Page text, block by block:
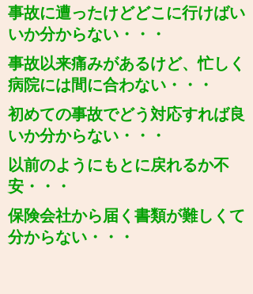
​事故に遭ったけどどこに行けばい
いか分からない・・・
事故以来痛みがあるけど、忙しく
病院には間に合わない・・・
​初めての事故でどう対応すれば良
いか分からない・・・
​以前のようにもとに戻れるか不
安・・・
​保険会社から届く書類が難しくて
分からない・・・